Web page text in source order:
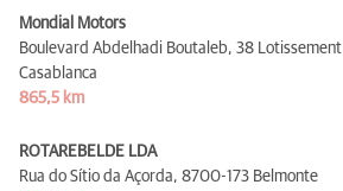
Mondial Motors
Boulevard Abdelhadi Boutaleb, 38 Lotissement
Casablanca
865,5 km
ROTAREBELDE LDA
Rua do Sítio da Açorda, 8700-173 Belmonte